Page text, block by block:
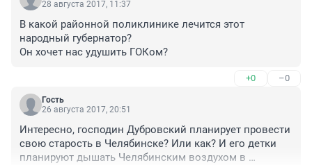
28 августа 2017, 11:37
В какой районной поликлинике лечится этот
народный губернатор?
Он хочет нас удушить ГОКом?
+0 –0
Гость
26 августа 2017, 20:51
Интересно, господин Дубровский планирует провести
свою старость в Челябинске? Или как? И его детки
планируют дышать Челябинским воздухом в